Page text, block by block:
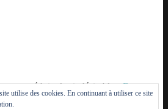
pour réduire les indésirables.En
dont les données de vos
utilise des cookies. En continuant à utiliser ce site